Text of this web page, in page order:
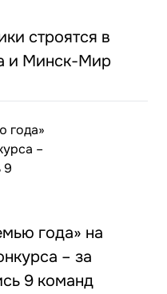
строятся в
и Минск-Мир
года» на
– за
9 команд